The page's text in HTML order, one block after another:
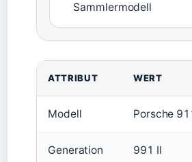
Sammlermodell
ATTRIBUT WERT
Modell Porsche
Generation 991 II